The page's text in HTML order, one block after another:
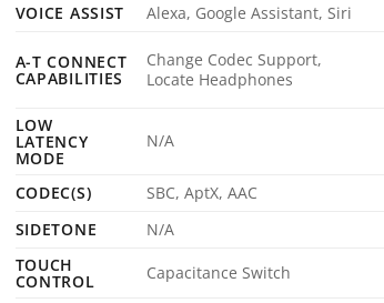
VOICE ASSIST Alexa, Google Assistant, Siri
A-T CONNECT
CAPABILITIES
Change Codec Support,
Locate Headphones
LOW
LATENCY
MODE
N/A
CODEC(S) SBC, AptX, AAC
SIDETONE
N/A
TOUCH
CONTROL Capacitance Switch